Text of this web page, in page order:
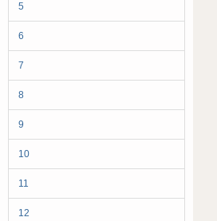
5
6
7
8
9
10
11
12